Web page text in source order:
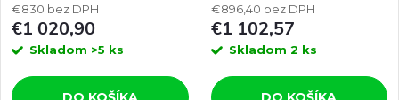
€830 bez DPH
€1 020,90
Skladom >5 ks
€896,40 bez DPH
€1 102,57
Skladom 2 ks